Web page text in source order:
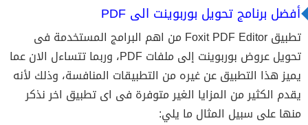
أفضل برنامج تحويل بوربوينت الى PDF
تطبيق Foxit PDF Editor من اهم البرامج المستخدمة فى
تحويل عروض بوربوينت إلى ملفات PDF، وربما تتساءل الان عما
يميز هذا التطبيق عن غيره من التطبيقات المنافسة، وذلك لأنه
يقدم الكثير من المزايا الغير متوفرة فى اى تطبيق اخر نذكر
منها على سبيل المثال ما يلي: